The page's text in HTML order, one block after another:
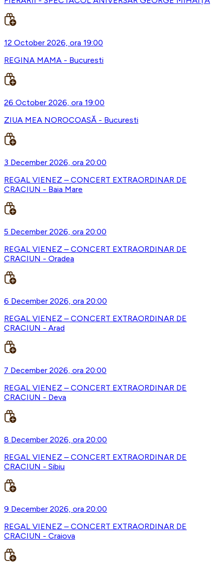
12 October 2026, ora 19:00
REGINA MAMA - Bucuresti
26 October 2026, ora 19:00
ZIUA MEA NOROCOASĂ - Bucuresti
3 December 2026, ora 20:00
REGAL VIENEZ – CONCERT EXTRAORDINAR DE
CRACIUN - Baia Mare
5 December 2026, ora 20:00
REGAL VIENEZ – CONCERT EXTRAORDINAR DE
CRACIUN - Oradea
6 December 2026, ora 20:00
REGAL VIENEZ – CONCERT EXTRAORDINAR DE
CRACIUN - Arad
7 December 2026, ora 20:00
REGAL VIENEZ – CONCERT EXTRAORDINAR DE
CRACIUN - Deva
8 December 2026, ora 20:00
REGAL VIENEZ – CONCERT EXTRAORDINAR DE
CRACIUN - Sibiu
9 December 2026, ora 20:00
REGAL VIENEZ – CONCERT EXTRAORDINAR DE
CRACIUN - Craiova